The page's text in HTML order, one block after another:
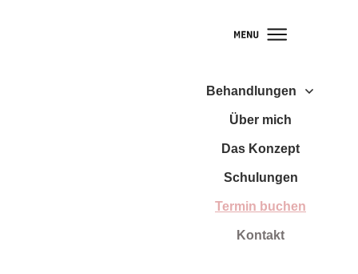
Behandlungen
Über mich
Das Konzept
Schulungen
Termin buchen
Kontakt